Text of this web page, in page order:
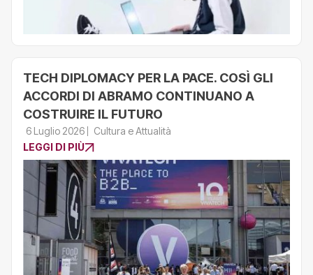
TECH DIPLOMACY PER LA PACE. COSÌ GLI
ACCORDI DI ABRAMO CONTINUANO A
COSTRUIRE IL FUTURO
6 Luglio 2026
Cultura e Attualità
LEGGI DI PIÙ